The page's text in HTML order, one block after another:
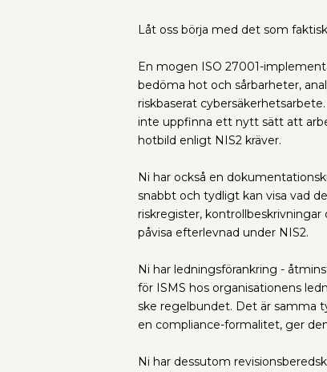
Låt oss börja med det som
En mogen ISO 27001-
bedöma hot och sårbarheter,
riskbaserat
inte uppfinna ett nytt sätt att
hotbild enligt NIS2 kräver.
Ni har också en
snabbt och tydligt kan visa vad
riskregister,
påvisa efterlevnad under NIS2.
Ni har ledningsförankring -
för ISMS hos organisationens
ske regelbundet. Det är samma
en compliance-formalitet, ger
Ni har dessutom